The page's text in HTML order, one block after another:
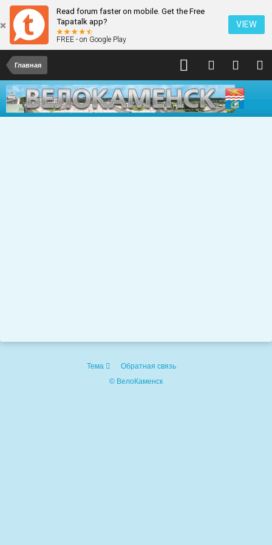
Read forum faster on mobile. Get the Free
Tapatalk app?
FREE - on Google Play
VIEW
Главная
Тема
Обратная связь
© ВелоКаменск